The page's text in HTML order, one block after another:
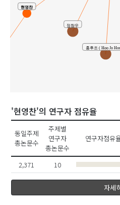
정창우
홍후조 ( Hoo Jo
현영찬
'현영찬'의 연구자 점유율
동일주제
총논문수
주제별
연구자
총논문수
연구자점유
2,371 10
자세